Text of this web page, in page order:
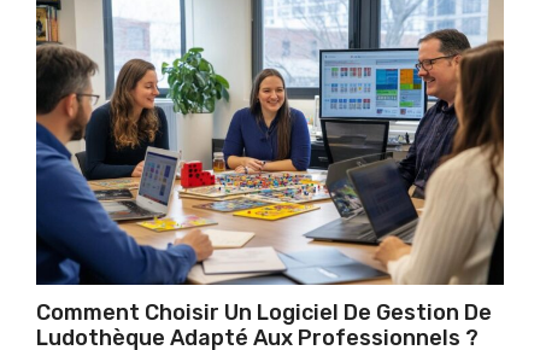
Comment Choisir Un Logiciel De Gestion De
Ludothèque Adapté Aux Professionnels ?